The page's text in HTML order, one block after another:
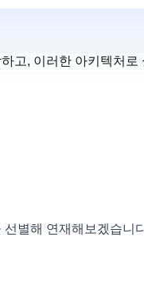
고, 이러한 아키텍처로
선별해 연재해보겠습니